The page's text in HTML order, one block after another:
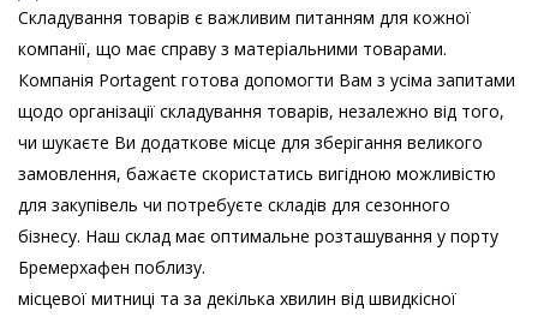
Складування товарів є важливим питанням для кожної
компанії, що має справу з матеріальними товарами.
Компанія Portagent готова допомогти Вам з усіма запитами
щодо організації складування товарів, незалежно від того,
чи шукаєте Ви додаткове місце для зберігання великого
замовлення, бажаєте скористатись вигідною можливістю
для закупівель чи потребуєте складів для сезонного
бізнесу. Наш склад має оптимальне розташування у порту
Бремерхафен поблизу.
місцевої митниці та за декілька хвилин від швидкісної